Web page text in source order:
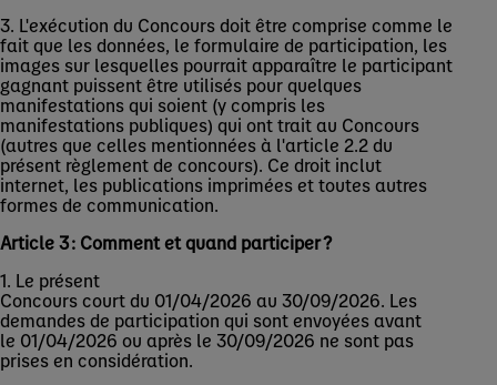
3. L'exécution du Concours doit être comprise comme le
fait que les données, le formulaire de participation, les
images sur lesquelles pourrait apparaître le participant
gagnant puissent être utilisés pour quelques
manifestations qui soient (y compris les
manifestations publiques) qui ont trait au Concours
(autres que celles mentionnées à l'article 2.2 du
présent règlement de concours). Ce droit inclut
internet, les publications imprimées et toutes autres
formes de communication.
Article 3 : Comment et quand participer ?
1. Le présent
Concours court du 01/04/2026 au 30/09/2026. Les
demandes de participation qui sont envoyées avant
le 01/04/2026 ou après le 30/09/2026 ne sont pas
prises en considération.